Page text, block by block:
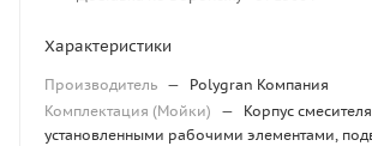
Характеристики
Производитель —
Polygran Компания
Комплектация (Мойки)
—
Корпус
установленными рабочими элементами,